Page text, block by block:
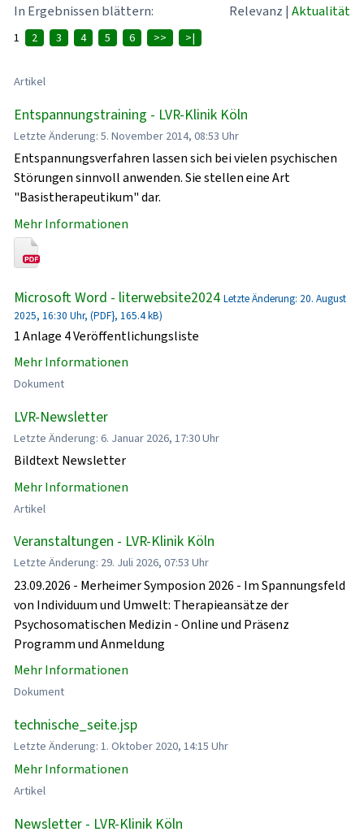
In Ergebnissen blättern:
Relevanz | Aktualität
1 2 3 4 5 6 >> >|
Artikel
Entspannungstraining - LVR-Klinik Köln
Letzte Änderung: 5. November 2014, 08:53 Uhr
Entspannungsverfahren lassen sich bei vielen psychischen
Störungen sinnvoll anwenden. Sie stellen eine Art
"Basistherapeutikum" dar.
Mehr Informationen
Microsoft Word - literwebsite2024 Letzte Änderung: 20. August
2025, 16:30 Uhr, (PDF}, 165.4 kB)
1 Anlage 4 Veröffentlichungsliste
Mehr Informationen
Dokument
LVR-Newsletter
Letzte Änderung: 6. Januar 2026, 17:30 Uhr
Bildtext Newsletter
Mehr Informationen
Artikel
Veranstaltungen - LVR-Klinik Köln
Letzte Änderung: 29. Juli 2026, 07:53 Uhr
23.09.2026 - Merheimer Symposion 2026 - Im Spannungsfeld
von Individuum und Umwelt: Therapieansätze der
Psychosomatischen Medizin - Online und Präsenz
Programm und Anmeldung
Mehr Informationen
Dokument
technische_seite.jsp
Letzte Änderung: 1. Oktober 2020, 14:15 Uhr
Mehr Informationen
Artikel
Newsletter - LVR-Klinik Köln